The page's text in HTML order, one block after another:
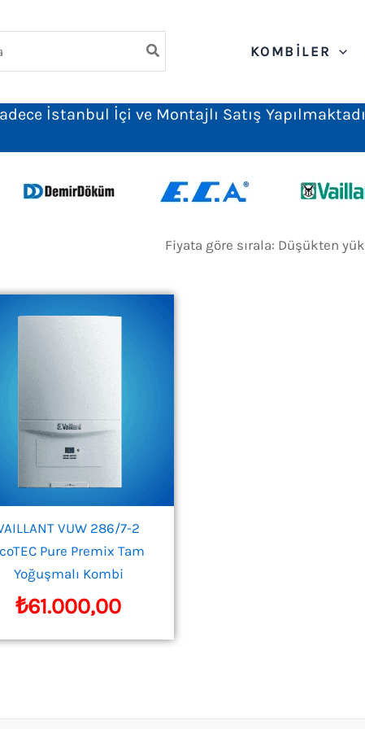
KOMBILER
İstanbul İçi ve Montajlı Satış
VUW 286/7-2
Pure Premix Tam
Yoğuşmalı Kombi
₺61.000,00